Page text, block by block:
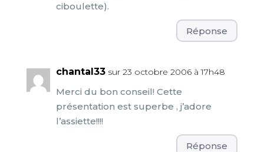
ciboulette).
Réponse
chantal33 sur 23 octobre 2006 à 17h48
Merci du bon conseil! Cette
présentation est superbe , j’adore
l’assiette!!!!
Réponse